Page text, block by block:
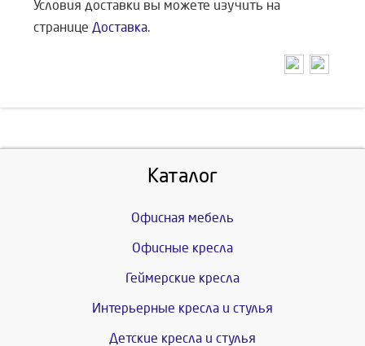
Условия доставки вы можете изучить на
странице Доставка.
Каталог
Офисная мебель
Офисные кресла
Геймерские кресла
Интерьерные кресла и стулья
Детские кресла и стулья